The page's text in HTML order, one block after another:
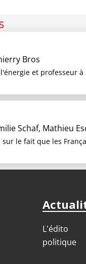
Bros
et professeur
Schaf, Mathieu
sur le fait que les
L'édito
politique